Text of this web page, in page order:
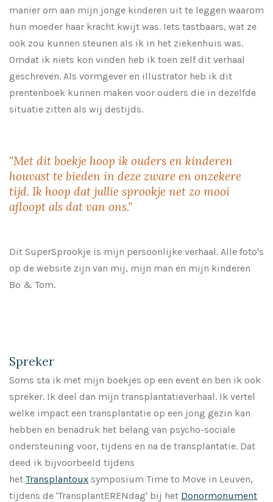
manier om aan mijn jonge kinderen uit te leggen waarom
hun moeder haar kracht kwijt was. Iets tastbaars, wat ze
ook zou kunnen steunen als ik in het ziekenhuis was.
Omdat ik niets kon vinden heb ik toen zelf dit verhaal
geschreven. Als vormgever en illustrator heb ik dit
prentenboek kunnen maken voor ouders die in dezelfde
situatie zitten als wij destijds.
"Met dit boekje hoop ik ouders en kinderen
houvast te bieden in deze zware en onzekere
tijd. Ik hoop dat jullie sprookje net zo mooi
afloopt als dat van ons."
Dit SuperSprookje is mijn persoonlijke verhaal. Alle foto's
op de website zijn van mij, mijn man en mijn kinderen
Bo & Tom.
Spreker
Soms sta ik met mijn boekjes op een event en ben ik ook
spreker. Ik deel dan mijn transplantatieverhaal. Ik vertel
welke impact een transplantatie op een jong gezin kan
hebben en benadruk het belang van psycho-sociale
ondersteuning voor, tijdens en na de transplantatie. Dat
deed ik bijvoorbeeld tijdens
het Transplantoux symposium Time to Move in Leuven,
tijdens de 'TransplantERENdag' bij het Donormonument